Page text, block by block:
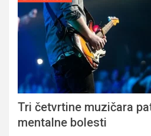
Tri četvrtine muzičara
mentalne bolesti